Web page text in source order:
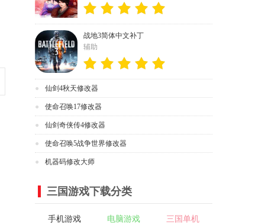
战地3简体中文补丁
辅助
仙剑4秋天修改器
使命召唤17修改器
仙剑奇侠传4修改器
使命召唤5战争世界修改器
机器码修改大师
三国游戏下载分类
手机游戏 电脑游戏 三国单机